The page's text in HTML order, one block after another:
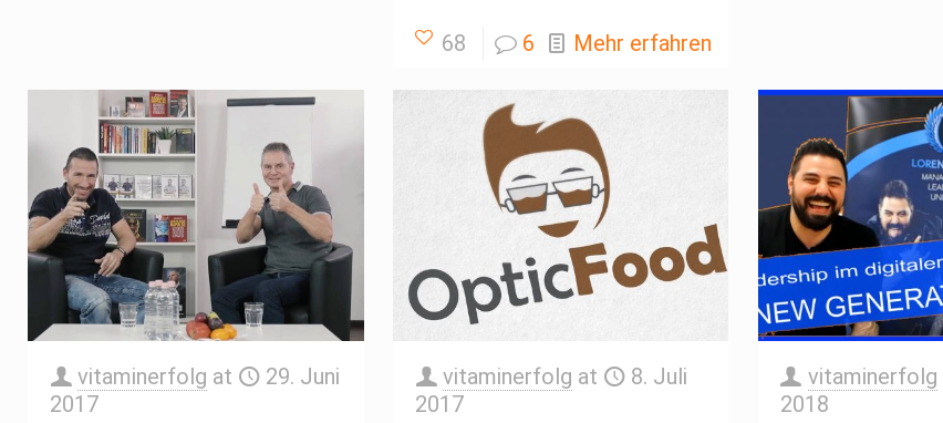
68 6 Mehr erfahren
vitaminerfolg at
29. Juni
2017
vitaminerfolg at
8. Juli
2017
vitaminerfolg
2018